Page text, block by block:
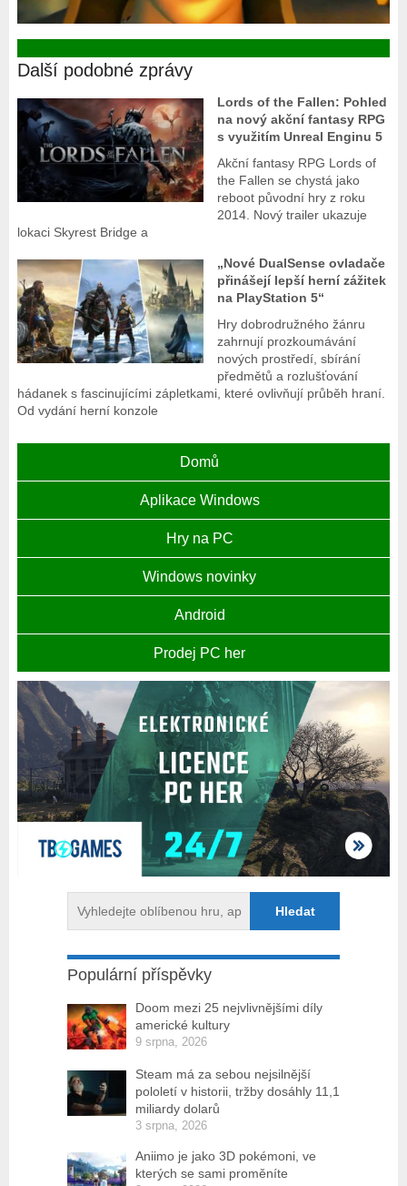
Další podobné zprávy
Lords of the Fallen: Pohled
na nový akční fantasy RPG
s využitím Unreal Enginu 5
Akční fantasy RPG Lords of
the Fallen se chystá jako
reboot původní hry z roku
2014. Nový trailer ukazuje
lokaci Skyrest Bridge a
„Nové DualSense ovladače
přinášejí lepší herní zážitek
na PlayStation 5“
Hry dobrodružného žánru
zahrnují prozkoumávání
nových prostředí, sbírání
předmětů a rozlušťování
hádanek s fascinujícími zápletkami, které ovlivňují průběh hraní.
Od vydání herní konzole
Domů
Aplikace Windows
Hry na PC
Windows novinky
Android
Prodej PC her
Populární příspěvky
Doom mezi 25 nejvlivnějšími díly
americké kultury
9 srpna, 2026
Steam má za sebou nejsilnější
pololetí v historii, tržby dosáhly 11,1
miliardy dolarů
3 srpna, 2026
Aniimo je jako 3D pokémoni, ve
kterých se sami proměníte